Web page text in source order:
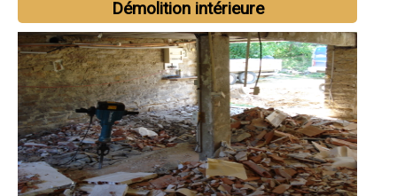
Démolition intérieure